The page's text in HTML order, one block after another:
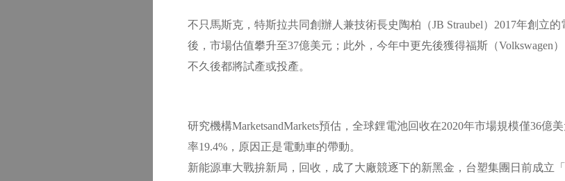
不只馬斯克，特斯拉共同創辦人兼技術長史陶柏（JB Straubel）2017年創立
後，市場估值攀升至37億美元；此外，今年中更先後獲得福斯（Volkswagen
不久後都將試產或投產。
研究機構MarketsandMarkets預估，全球鋰電池回收在2020年市場規模僅36
率19.4%，原因正是電動車的帶動。
新能源車大戰拚新局，回收，成了大廠競逐下的新黑金，台塑集團日前成立